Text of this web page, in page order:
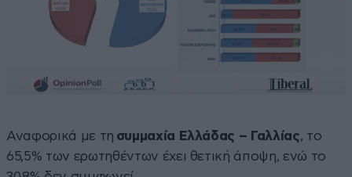
Αναφορικά με τη συμμαχία Ελλάδας – Γαλλίας, το
65,5% των ερωτηθέντων έχει θετική άποψη, ενώ το